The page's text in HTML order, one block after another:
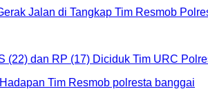
(22) dan RP (17) Diciduk Tim URC